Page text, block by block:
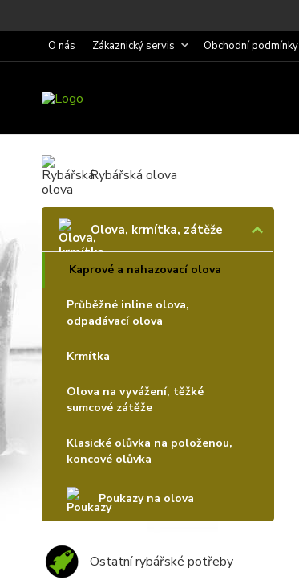
O nás Zákaznický servis Obchodní podmínky
Rybářská olova
Olova, krmítka, zátěže
Kaprové a nahazovací olova
Průběžné inline olova,
odpadávací olova
Krmítka
Olova na vyvážení, těžké
sumcové zátěže
Klasické olůvka na položenou,
koncové olůvka
Poukazy na olova
Ostatní rybářské potřeby